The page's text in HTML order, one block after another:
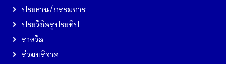
ประธาน/กรรมการ
ประวัติครูประทีป
รางวัล
ร่วมบริจาค